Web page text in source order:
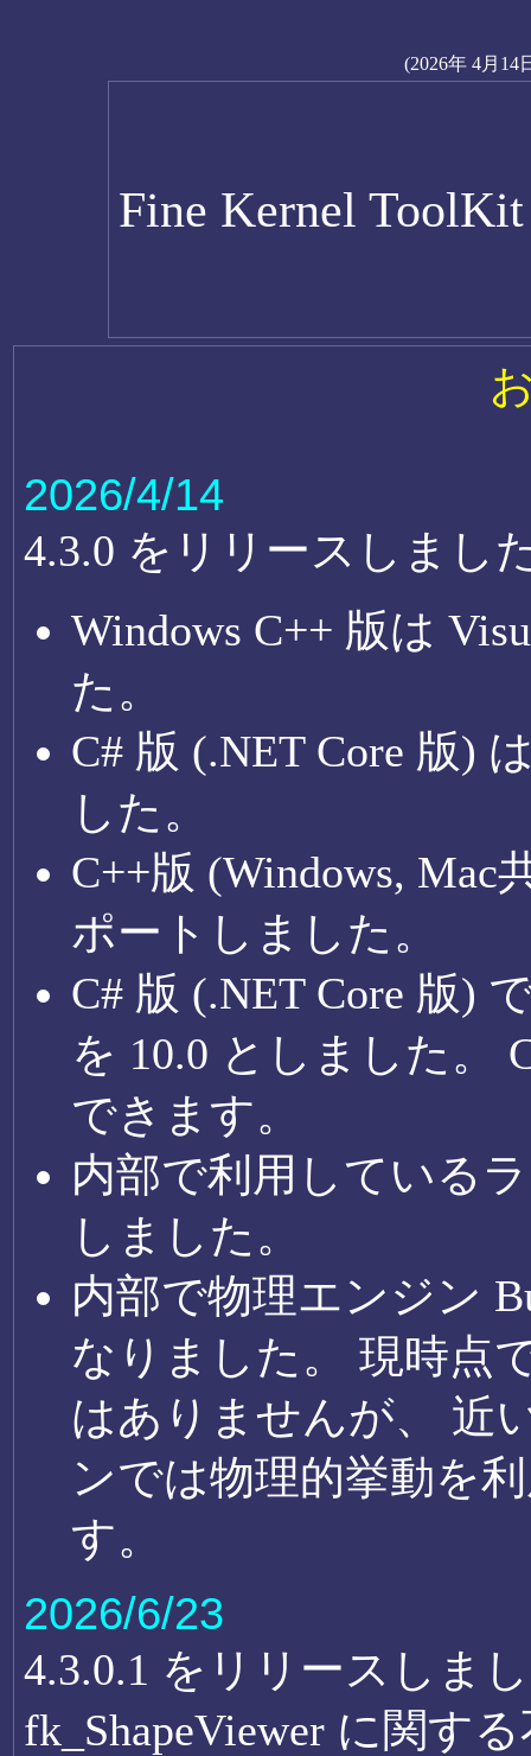
(2026年 4月14
Fine Kernel ToolKit
2026/4/14
4.3.0 をリリースしまし
Windows C++ 版は
た。
C# 版 (.NET Core 版)
した。
C++版 (Windows, Mac
ポートしました。
C# 版 (.NET Core 版)
を 10.0 としました。
できます。
内部で利用している
しました。
内部で物理エンジン
なりました。 現時点
はありませんが、 近
ンでは物理的挙動を
す。
2026/6/23
4.3.0.1 をリリースしま
fk_ShapeViewer に関す